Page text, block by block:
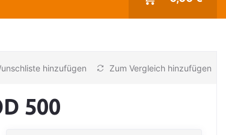
hinzufügen Zum Vergleich hinzufügen
500